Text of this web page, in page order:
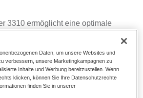
3310 ermöglicht eine optimale
Permasolid HS Füllern und
Festkörperanteil.
und umweltschonende
Daten, um unsere Websites und
verbessern, unsere Marketingkampagnen zu
Inhalte und Werbung bereitzustellen. Wenn
klicken, können Sie Ihre Datenschutzrechte
finden Sie in unserer